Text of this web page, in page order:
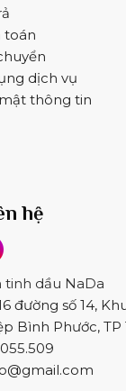
toán
dịch vụ
thông tin
hệ
tinh dầu NaDa
đường số 14,
Bình Phước, TP